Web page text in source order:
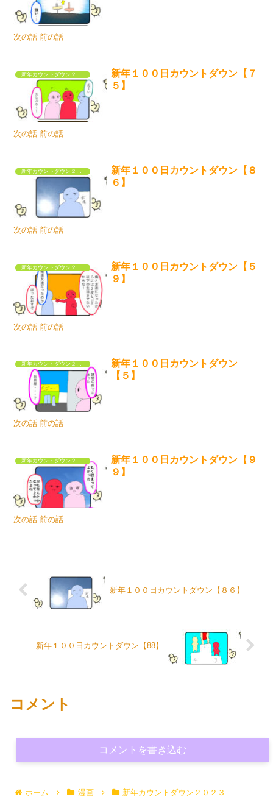
次の話 前の話
新年カウントダウン２０２３
新年１００日カウントダウン【７
５】
次の話 前の話
新年１００日カウントダウン【８
６】
次の話 前の話
新年カウントダウン２０２３
新年１００日カウントダウン【５
９】
次の話 前の話
新年カウントダウン２０２３
新年１００日カウントダウン
【５】
次の話 前の話
新年１００日カウントダウン【９
９】
次の話 前の話
新年１００日カウントダウン【８６】
新年１００日カウントダウン【88】
コメント
コメントを書き込む
ホーム 漫画 新年カウントダウン２０２３